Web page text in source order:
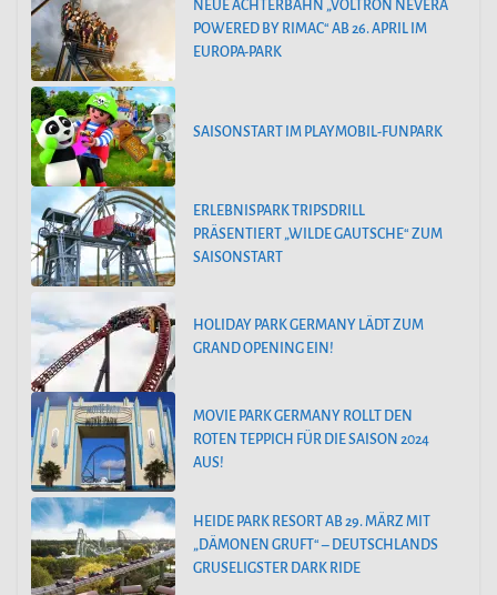
NEUE ACHTERBAHN „VOLTRON NEVERA
POWERED BY RIMAC“ AB 26. APRIL IM
EUROPA-PARK
SAISONSTART IM PLAYMOBIL-FUNPARK
ERLEBNISPARK TRIPSDRILL
PRÄSENTIERT „WILDE GAUTSCHE“ ZUM
SAISONSTART
HOLIDAY PARK GERMANY LÄDT ZUM
GRAND OPENING EIN!
MOVIE PARK GERMANY ROLLT DEN
ROTEN TEPPICH FÜR DIE SAISON 2024
AUS!
HEIDE PARK RESORT AB 29. MÄRZ MIT
„DÄMONEN GRUFT“ – DEUTSCHLANDS
GRUSELIGSTER DARK RIDE